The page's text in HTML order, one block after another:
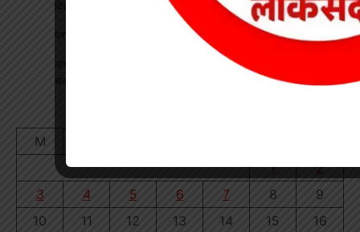
प्रधान पाठक पर हमला, स्कूल का चपरासी गिरफ्तार
अधीक्षिका को हटाने की मांग पर छात्राओं का फूटा गुस्सा, NH-130 पर
M
1
2
3
4 5 6 7 8
9
10
11 12 13 14 15
16